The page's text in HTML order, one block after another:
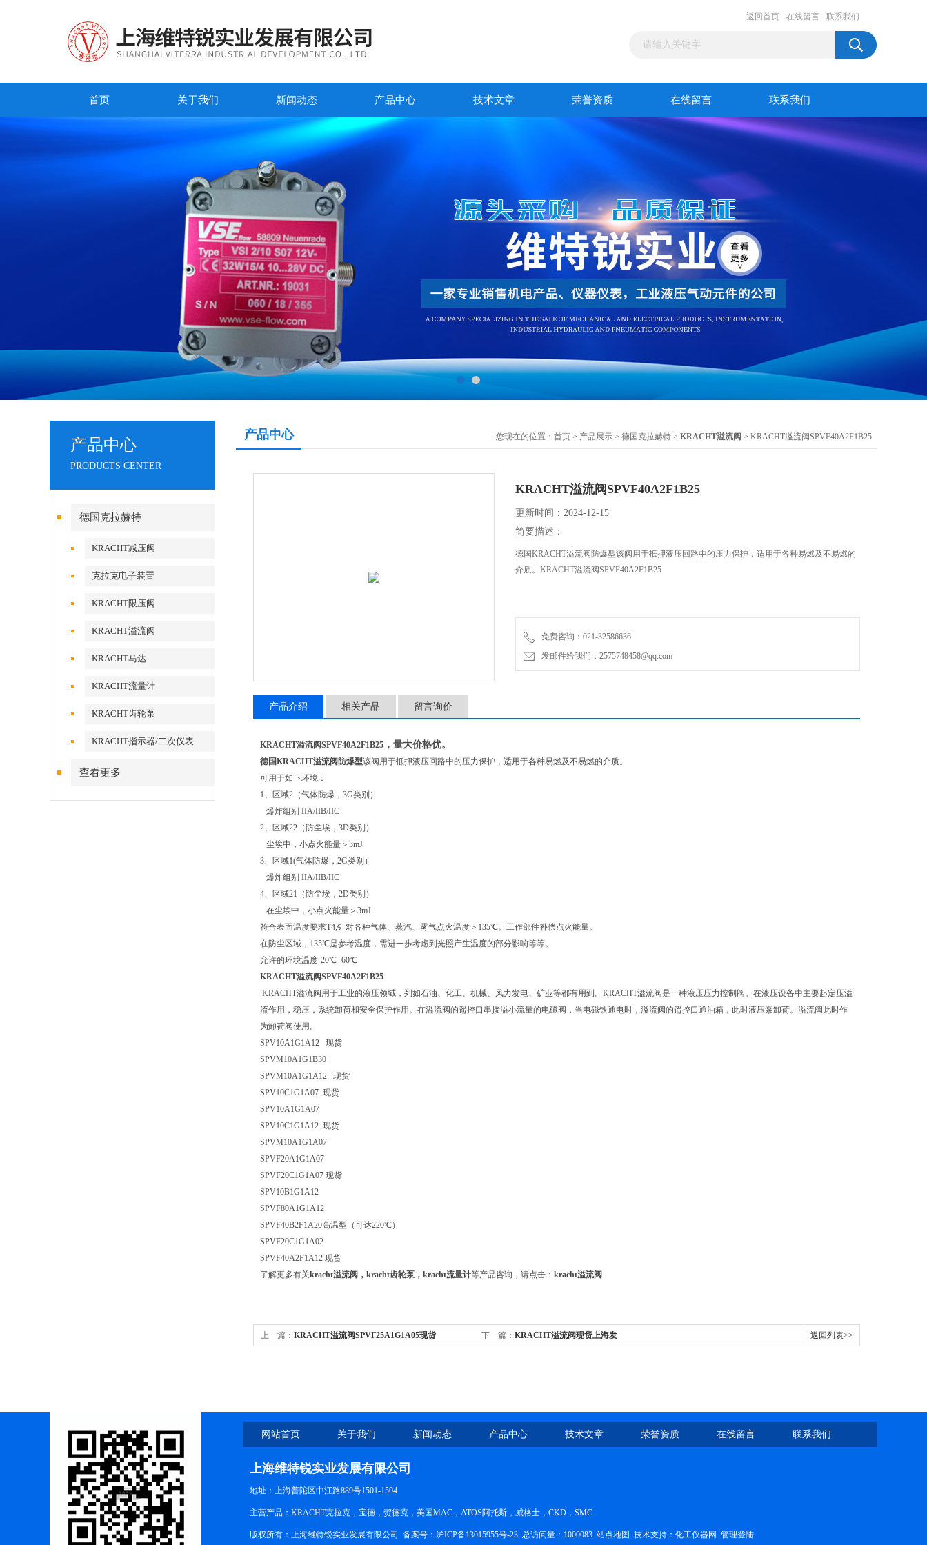
返回首页 在线留言 联系我们
首页 关于我们 新闻动态 产品中心 技术文章 荣誉资质 在线留言 联系我们
产品中心
PRODUCTS CENTER
德国克拉赫特
KRACHT减压阀
克拉克电子装置
KRACHT限压阀
KRACHT溢流阀
KRACHT马达
KRACHT流量计
KRACHT齿轮泵
KRACHT指示器/二次仪表
查看更多
产品中心 您现在的位置： 首页 > 产品展示 > 德国克拉赫特 > KRACHT溢流阀 > KRACHT溢流阀SPVF40A2F1B25
KRACHT溢流阀SPVF40A2F1B25
更新时间：2024-12-15
简要描述：
德国KRACHT溢流阀防爆型该阀用于抵押液压回路中的压力保护，适用于各种易燃及不易燃的
介质。KRACHT溢流阀SPVF40A2F1B25
免费咨询：021-32586636
发邮件给我们：2575748458@qq.com
产品介绍 相关产品 留言询价
KRACHT溢流阀SPVF40A2F1B25 ，量大价格优。
德国KRACHT溢流阀防爆型该阀用于抵押液压回路中的压力保护，适用于各种易燃及不易燃的介质。
可用于如下环境：
1、区域2（气体防爆，3G类别）
爆炸组别 IIA/IIB/IIC
2、区域22（防尘埃，3D类别）
尘埃中，小点火能量＞3mJ
3、区域1(气体防爆，2G类别）
爆炸组别 IIA/IIB/IIC
4、区域21（防尘埃，2D类别）
在尘埃中，小点火能量＞3mJ
符合表面温度要求T4;针对各种气体、蒸汽、雾气点火温度＞135℃。工作部件补偿点火能量。
在防尘区域，135℃是参考温度，需进一步考虑到光照产生温度的部分影响等等。
允许的环境温度-20℃- 60℃
KRACHT溢流阀SPVF40A2F1B25
KRACHT溢流阀用于工业的液压领域，列如石油、化工、机械、风力发电、矿业等都有用到。KRACHT溢流阀是一种液压压力控制阀。在液压设备中主要起定压溢
流作用，稳压，系统卸荷和安全保护作用。在溢流阀的遥控口串接溢小流量的电磁阀，当电磁铁通电时，溢流阀的遥控口通油箱，此时液压泵卸荷。溢流阀此时作
为卸荷阀使用。
SPV10A1G1A12 现货
SPVM10A1G1B30
SPVM10A1G1A12 现货
SPV10C1G1A07 现货
SPV10A1G1A07
SPV10C1G1A12 现货
SPVM10A1G1A07
SPVF20A1G1A07
SPVF20C1G1A07 现货
SPV10B1G1A12
SPVF80A1G1A12
SPVF40B2F1A20高温型（可达220℃）
SPVF20C1G1A02
SPVF40A2F1A12 现货
了解更多有关kracht溢流阀，kracht齿轮泵，kracht流量计等产品咨询，请点击： kracht溢流阀
上一篇： KRACHT溢流阀SPVF25A1G1A05现货 下一篇： KRACHT溢流阀现货上海发 返回列表>>
网站首页 关于我们 新闻动态 产品中心 技术文章 荣誉资质 在线留言 联系我们
上海维特锐实业发展有限公司
地址：上海普陀区中江路889号1501-1504
主营产品：KRACHT克拉克，宝德，贺德克，美国MAC，ATOS阿托斯，威格士，CKD，SMC
版权所有：上海维特锐实业发展有限公司 备案号： 沪ICP备13015955号-23 总访问量：1000083 站点地图 技术支持： 化工仪器网 管理登陆